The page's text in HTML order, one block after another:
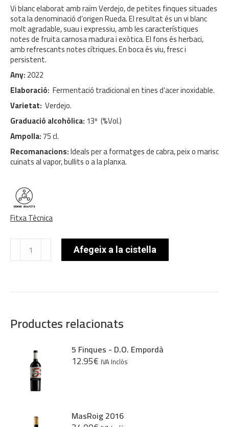
Vi blanc elaborat amb raïm Verdejo, de petites finques situades
sota la denominació d’origen Rueda. El resultat és un vi blanc
molt agradable, suau i expressiu, amb les característiques
notes de fruita carnosa madura i exòtica. El fons és herbaci,
amb refrescants notes cítriques. En boca és viu, fresc i
persistent.
Any:2022
Elaboració: Fermentació tradicional en tines d’acer inoxidable.
Varietat: Verdejo.
Graduació alcohòlica: 13º (%Vol.)
Ampolla:75 cl.
Recomanacions:Ideals per a formatges de cabra, peix o marisc
cuinats al vapor, bullits o a la planxa.
Fitxa Tècnica
quantitat
Viña
Verdejo
Rueda-
Afegeix a la cistella
Productes relacionats
5 Finques - D.O. Empordà
12.95€ IVA Inclòs
MasRoig 2016